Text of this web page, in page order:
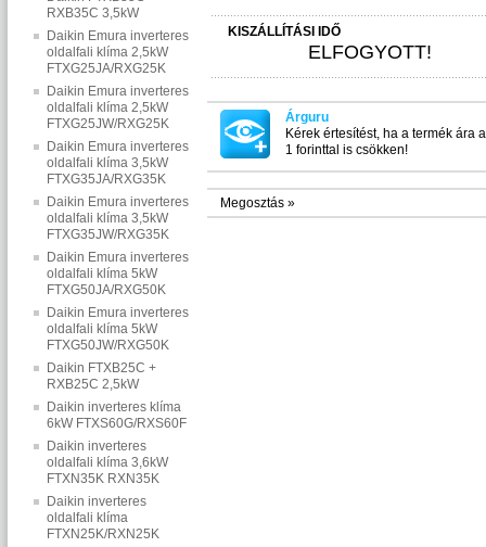
RXB35C 3,5kW
Daikin Emura inverteres
oldalfali klíma 2,5kW
FTXG25JA/RXG25K
Daikin Emura inverteres
oldalfali klíma 2,5kW
FTXG25JW/RXG25K
Daikin Emura inverteres
oldalfali klíma 3,5kW
FTXG35JA/RXG35K
Daikin Emura inverteres
oldalfali klíma 3,5kW
FTXG35JW/RXG35K
Daikin Emura inverteres
oldalfali klíma 5kW
FTXG50JA/RXG50K
Daikin Emura inverteres
oldalfali klíma 5kW
FTXG50JW/RXG50K
Daikin FTXB25C +
RXB25C 2,5kW
Daikin inverteres klíma
6kW FTXS60G/RXS60F
Daikin inverteres
oldalfali klíma 3,6kW
FTXN35K RXN35K
Daikin inverteres
oldalfali klíma
FTXN25K/RXN25K
KISZÁLLÍTÁSI IDŐ
ELFOGYOTT!
Árguru
Kérek értesítést, ha a termék ára
1 forinttal is csökken!
Megosztás »